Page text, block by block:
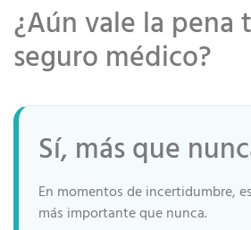
¿Aún vale la pena
seguro médico?
Sí, más que
En momentos de incertidumbre,
más importante que nunca.